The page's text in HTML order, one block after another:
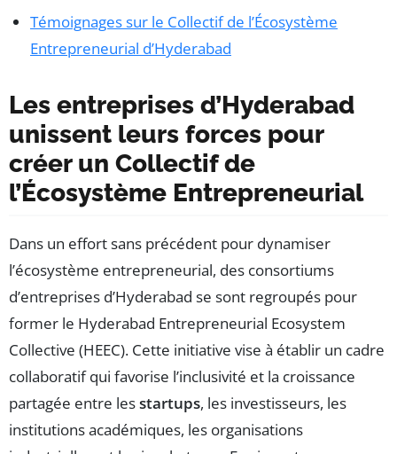
Témoignages sur le Collectif de l’Écosystème
Entrepreneurial d’Hyderabad
Les entreprises d’Hyderabad
unissent leurs forces pour
créer un Collectif de
l’Écosystème Entrepreneurial
Dans un effort sans précédent pour dynamiser
l’écosystème entrepreneurial, des consortiums
d’entreprises d’Hyderabad se sont regroupés pour
former le Hyderabad Entrepreneurial Ecosystem
Collective (HEEC). Cette initiative vise à établir un cadre
collaboratif qui favorise l’inclusivité et la croissance
partagée entre lesstartups, les investisseurs, les
institutions académiques, les organisations